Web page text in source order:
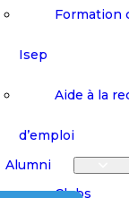
Formation
Isep
Aide à la
d’emploi
Alumni
Clubs